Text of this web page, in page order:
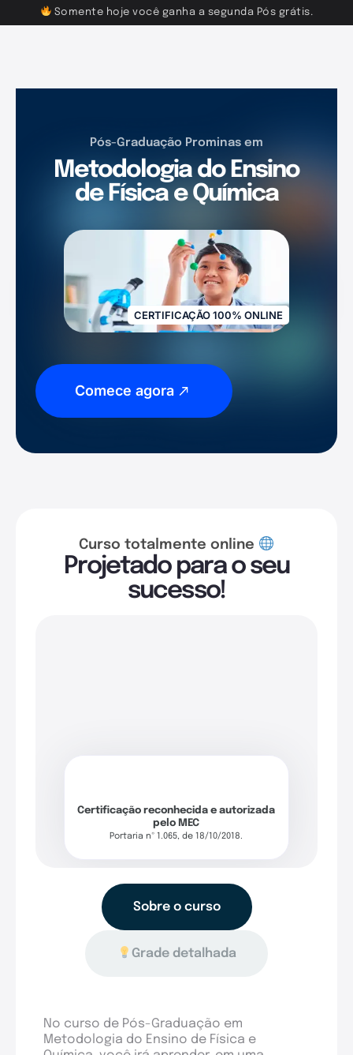
Somente hoje você ganha a segunda Pós grátis.
Pós-Graduação Prominas em
Metodologia do Ensino
de Física e Química
CERTIFICAÇÃO 100% ONLINE
Comece agora
Curso totalmente online
Projetado para o seu
sucesso!
Certificação reconhecida e autorizada
pelo MEC
Portaria nº 1.065, de 18/10/2018.
Sobre o curso
Grade detalhada
No curso de Pós-Graduação em
Metodologia do Ensino de Física e